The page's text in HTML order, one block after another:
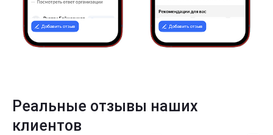
Реальные отзывы наших
клиентов